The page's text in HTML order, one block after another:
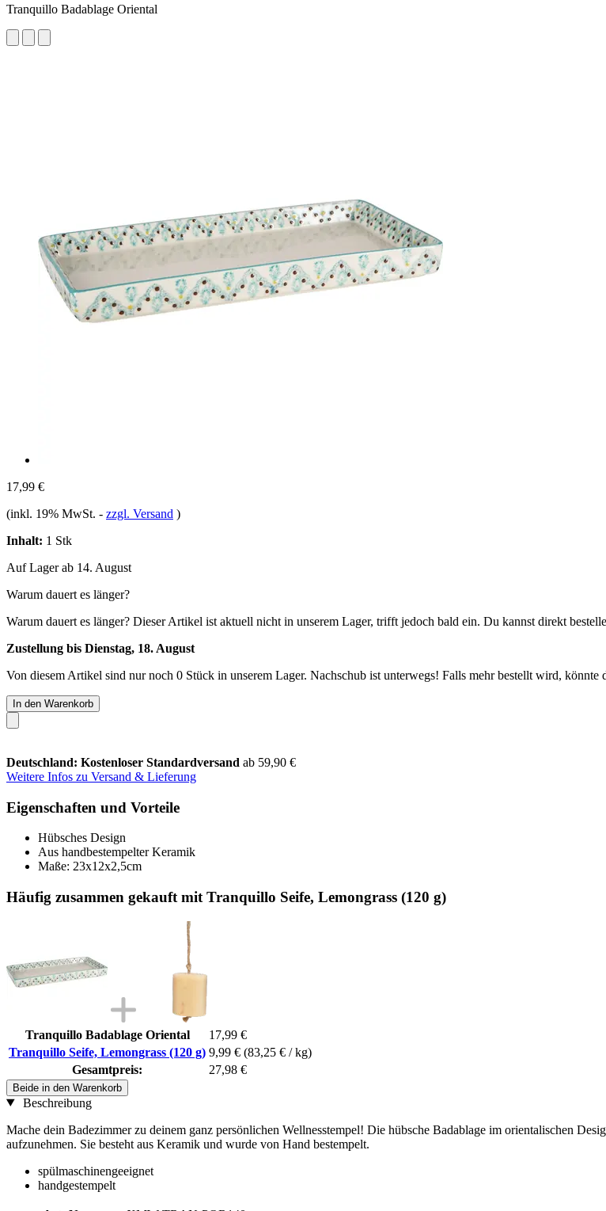
Tranquillo Badablage Oriental
17,99 €
(inkl. 19% MwSt. - zzgl. Versand )
Inhalt: 1 Stk
Auf Lager ab 14. August
Warum dauert es länger?
Warum dauert es länger? Dieser Artikel ist aktuell nicht in unserem Lager, trifft jedoch bald ein. Du kannst direkt
Zustellung bis Dienstag, 18. August
Von diesem Artikel sind nur noch 0 Stück in unserem Lager. Nachschub ist unterwegs! Falls mehr bestellt wird, könnte
In den Warenkorb
Deutschland: Kostenloser Standardversand ab 59,90 €
Weitere Infos zu Versand & Lieferung
Eigenschaften und Vorteile
Hübsches Design
Aus handbestempelter Keramik
Maße: 23x12x2,5cm
Häufig zusammen gekauft mit Tranquillo Seife, Lemongrass (120 g)
Tranquillo Badablage Oriental
17,99 €
Tranquillo Seife, Lemongrass (120 g) 9,99 € (83,25 € / kg)
Gesamtpreis:
27,98 €
Beide in den Warenkorb
Beschreibung
Mache dein Badezimmer zu deinem ganz persönlichen Wellnesstempel! Die hübsche Badablage im orientalischen
aufzunehmen. Sie besteht aus Keramik und wurde von Hand bestempelt.
spülmaschinengeeignet
handgestempelt